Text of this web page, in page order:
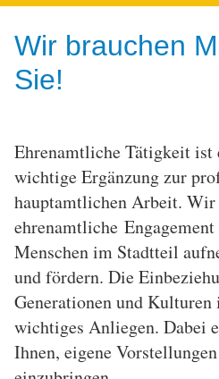
Wir brauchen
Sie!
Ehrenamtliche Tätigkeit ist
wichtige Ergänzung zur
hauptamtlichen Arbeit.
ehrenamtliche
Menschen im Stadtteil
und fördern. Die
Generationen und Kulturen
wichtiges Anliegen. Dabei
Ihnen, eigene